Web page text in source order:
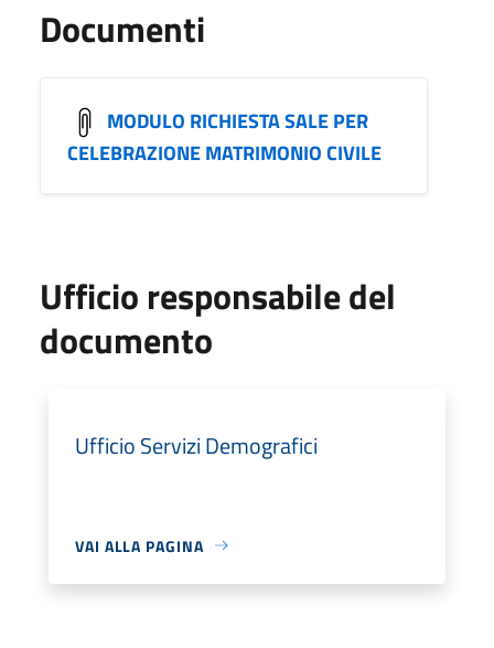
Documenti
MODULO RICHIESTA SALE PER
CELEBRAZIONE MATRIMONIO CIVILE
Ufficio responsabile del
documento
Ufficio Servizi Demografici
VAI ALLA PAGINA